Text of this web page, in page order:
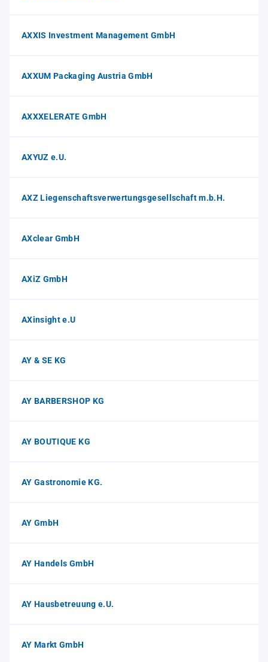
AXXIS Investment Management GmbH
AXXUM Packaging Austria GmbH
AXXXELERATE GmbH
AXYUZ e.U.
AXZ Liegenschaftsverwertungsgesellschaft m.b.H.
AXclear GmbH
AXiZ GmbH
AXinsight e.U
AY & SE KG
AY BARBERSHOP KG
AY BOUTIQUE KG
AY Gastronomie KG.
AY GmbH
AY Handels GmbH
AY Hausbetreuung e.U.
AY Markt GmbH